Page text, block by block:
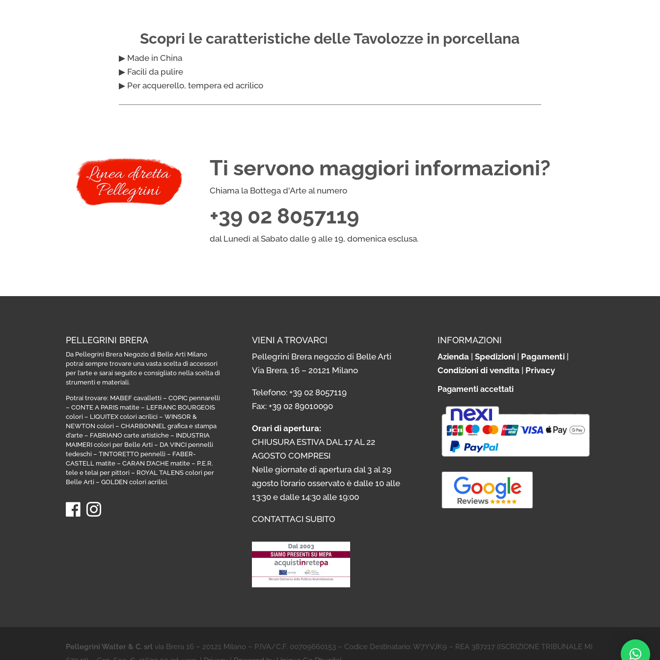
Scopri le caratteristiche delle Tavolozze in porcellana
▶ Made in China
▶ Facili da pulire
▶ Per acquerello, tempera ed acrilico
Ti servono maggiori informazioni?
Chiama la Bottega d'Arte al numero
+39 02 8057119
dal Lunedì al Sabato dalle 9 alle 19, domenica esclusa.
PELLEGRINI BRERA
Da Pellegrini Brera Negozio di Belle Arti Milano
potrai sempre trovare una vasta scelta di accessori
per l’arte e sarai seguito e consigliato nella scelta di
strumenti e materiali.
Potrai trovare: MABEF cavalletti –COPIC pennarelli
–CONTE A PARIS matite – LEFRANC BOURGEOIS
colori – LIQUITEX colori acrilici –WINSOR &
NEWTON colori –CHARBONNEL grafica e stampa
d’arte – FABRIANO carte artistiche – INDUSTRIA
MAIMERI colori per Belle Arti – DA VINCI pennelli
tedeschi –TINTORETTO pennelli – FABER-
CASTELL matite –CARAN D’ACHE matite – P.E.R.
tele e telai per pittori – ROYAL TALENS colori per
Belle Arti –GOLDEN colori acrilici.
VIENI A TROVARCI
Pellegrini Brera negozio di Belle Arti
Via Brera, 16 – 20121 Milano
Telefono: +39 02 8057119
Fax: +39 02 89010090
Orari di apertura:
CHIUSURA ESTIVA DAL 17 AL 22
AGOSTO COMPRESI
Nelle giornate di apertura dal 3 al 29
agosto l’orario osservato è dalle 10 alle
13:30 e dalle 14:30 alle 19:00
CONTATTACI SUBITO
INFORMAZIONI
Azienda| Spedizioni| Pagamenti|
Condizioni di vendita| Privacy
Pagamenti accettati
Pellegrini Walter & C. srl via Brera 16 – 20121 Milano – P.IVA/C.F. 00709660153 – Codice Destinatario: W7YVJK9 – REA 387217 (ISCRIZIONE TRIBUNALE MI